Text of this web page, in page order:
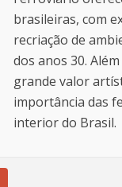
brasileiras, com
recriação de
dos anos 30.
grande valor
importância das
interior do Brasil.